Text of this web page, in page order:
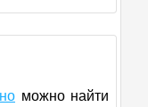
можно найти